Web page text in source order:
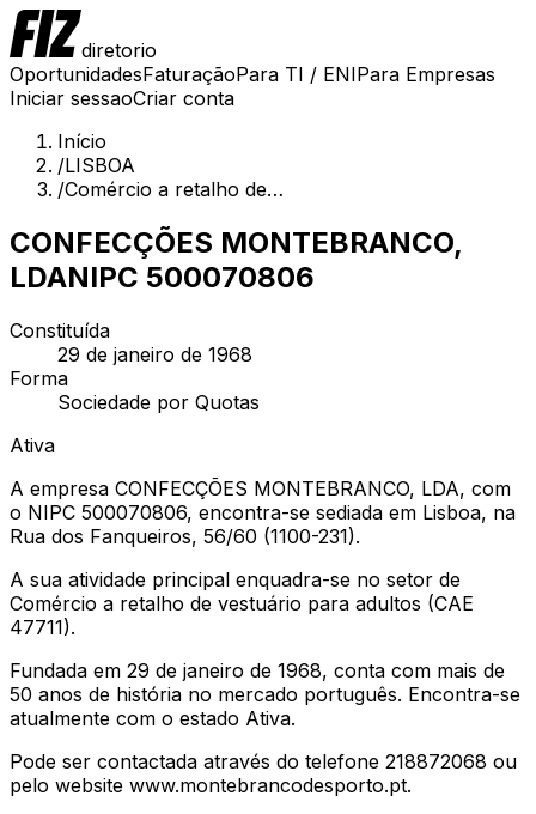
diretorio
OportunidadesFaturaçãoPara TI / ENIPara Empresas
Iniciar sessaoCriar conta
Início
/LISBOA
/Comércio a retalho de…
CONFECÇÕES MONTEBRANCO,
LDANIPC 500070806
Constituída
29 de janeiro de 1968
Forma
Sociedade por Quotas
Ativa
A empresa CONFECÇÕES MONTEBRANCO, LDA, com
o NIPC 500070806, encontra-se sediada em Lisboa, na
Rua dos Fanqueiros, 56/60 (1100-231).
A sua atividade principal enquadra-se no setor de
Comércio a retalho de vestuário para adultos (CAE
47711).
Fundada em 29 de janeiro de 1968, conta com mais de
50 anos de história no mercado português. Encontra-se
atualmente com o estado Ativa.
Pode ser contactada através do telefone 218872068 ou
pelo website www.montebrancodesporto.pt.